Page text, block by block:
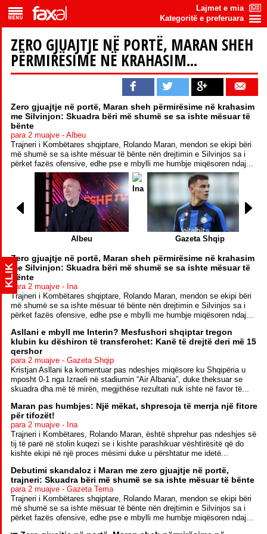
Lajmet e mia
Kategoritë e preferuara
ZERO GJUAJTJE NË PORTË, MARAN SHEH
PËRMIRËSIME NË KRAHASIM...
Zero gjuajtje në portë, Maran sheh përmirësime në krahasim
me Silvinjon: Skuadra bëri më shumë se sa ishte mësuar të
bënte
para 2 muajve - Albeu
Trajneri i Kombëtares shqiptare, Rolando Maran, mendon se ekipi bëri
më shumë se sa ishte mësuar të bënte nën drejtimin e Silvinjos sa i
përket fazës ofensive, edhe pse e mbylli me humbje miqësoren ndaj...
Albeu
Ina
Gazeta Shqip
Zero gjuajtje në portë, Maran sheh përmirësime në krahasim
me Silvinjon: Skuadra bëri më shumë se sa ishte mësuar të
bënte
para 2 muajve - Ina
Trajneri i Kombëtares shqiptare, Rolando Maran, mendon se ekipi bëri
më shumë se sa ishte mësuar të bënte nën drejtimin e Silvinjos sa i
përket fazës ofensive, edhe pse e mbylli me humbje miqësoren ndaj...
Asllani e mbyll me Interin? Mesfushori shqiptar tregon
klubin ku dëshiron të transferohet: Kanë të drejtë deri më 15
qershor
para 2 muajve - Gazeta Shqip
Kristjan Asllani ka komentuar pas ndeshjes miqësore ku Shqipëria u
mposht 0-1 nga Izraeli në stadiumin “Air Albania”, duke theksuar se
skuadra dha më të mirën, megjithëse rezultati nuk ishte në favor të...
Maran pas humbjes: Një mëkat, shpresoja të merrja një fitore
për tifozët!
para 2 muajve - Ina
Trajneri i Kombëtares, Rolando Maran, është shprehur pas ndeshjes së
tij të parë në stolin kuqezi se i kishte parashikuar vështirësitë që do
kishte ekipi në një proces mësimi duke u përshtatur me idetë...
Debutimi skandaloz i Maran me zero gjuajtje në portë,
trajneri: Skuadra bëri më shumë se sa ishte mësuar të bënte
para 2 muajve - Gazeta Tema
Trajneri i Kombëtares shqiptare, Rolando Maran, mendon se ekipi bëri
më shumë se sa ishte mësuar të bënte nën drejtimin e Silvinjos sa i
përket fazës ofensive, edhe pse e mbylli me humbje miqësoren ndaj...
KLIK